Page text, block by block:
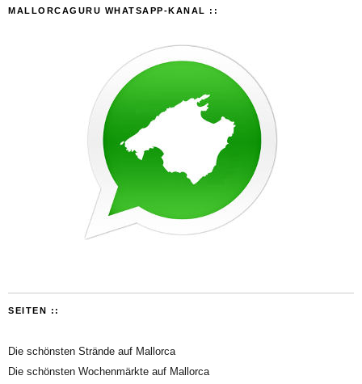
MALLORCAGURU WHATSAPP-KANAL ::
SEITEN ::
Die schönsten Strände auf Mallorca
Die schönsten Wochenmärkte auf Mallorca